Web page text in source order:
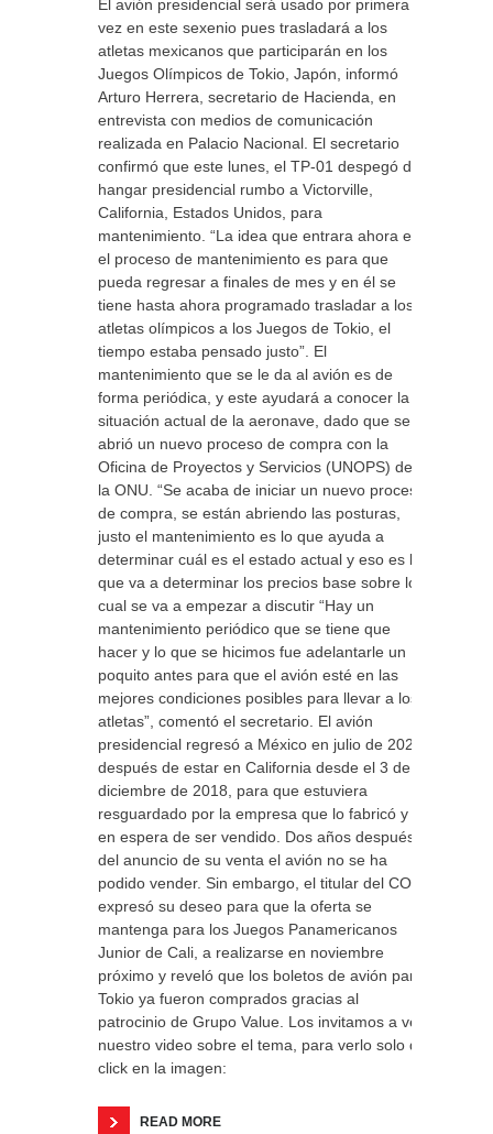
El avión presidencial será usado por primera
vez en este sexenio pues trasladará a los
atletas mexicanos que participarán en los
Juegos Olímpicos de Tokio, Japón, informó
Arturo Herrera, secretario de Hacienda, en
entrevista con medios de comunicación
realizada en Palacio Nacional. El secretario
confirmó que este lunes, el TP-01 despegó del
hangar presidencial rumbo a Victorville,
California, Estados Unidos, para
mantenimiento. “La idea que entrara ahora en
el proceso de mantenimiento es para que
pueda regresar a finales de mes y en él se
tiene hasta ahora programado trasladar a los
atletas olímpicos a los Juegos de Tokio, el
tiempo estaba pensado justo”. El
mantenimiento que se le da al avión es de
forma periódica, y este ayudará a conocer la
situación actual de la aeronave, dado que se
abrió un nuevo proceso de compra con la
Oficina de Proyectos y Servicios (UNOPS) de
la ONU. “Se acaba de iniciar un nuevo proceso
de compra, se están abriendo las posturas,
justo el mantenimiento es lo que ayuda a
determinar cuál es el estado actual y eso es lo
que va a determinar los precios base sobre lo
cual se va a empezar a discutir “Hay un
mantenimiento periódico que se tiene que
hacer y lo que se hicimos fue adelantarle un
poquito antes para que el avión esté en las
mejores condiciones posibles para llevar a los
atletas”, comentó el secretario. El avión
presidencial regresó a México en julio de 2020,
después de estar en California desde el 3 de
diciembre de 2018, para que estuviera
resguardado por la empresa que lo fabricó y
en espera de ser vendido. Dos años después
del anuncio de su venta el avión no se ha
podido vender. Sin embargo, el titular del COM
expresó su deseo para que la oferta se
mantenga para los Juegos Panamericanos
Junior de Cali, a realizarse en noviembre
próximo y reveló que los boletos de avión para
Tokio ya fueron comprados gracias al
patrocinio de Grupo Value. Los invitamos a ver
nuestro video sobre el tema, para verlo solo da
click en la imagen:
READ MORE